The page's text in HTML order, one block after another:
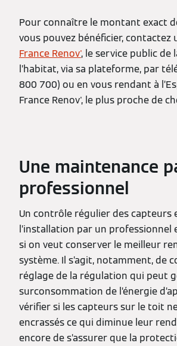
Pour connaître le montant exact
vous pouvez bénéficier, contactez
France Renov', le service public de
l’habitat, via sa plateforme, par
800 700) ou en vous rendant à
France Renov', le plus proche de
Une maintenance
professionnel
Un contrôle régulier des capteurs
l’installation par un professionnel
si on veut conserver le meilleur
système. Il s’agit, notamment, de
réglage de la régulation qui peut
surconsommation de l’énergie
vérifier si les capteurs sur le toit
encrassés ce qui diminue leur
encore de s’assurer que la